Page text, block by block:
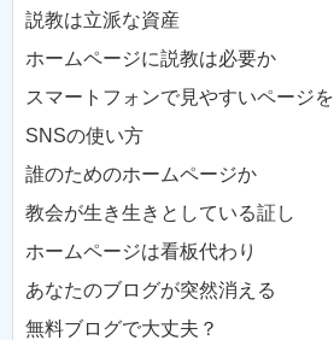
説教は立派な資産
ホームページに説教は必要か
スマートフォンで見やすいページを
SNSの使い方
誰のためのホームページか
教会が生き生きとしている証し
ホームページは看板代わり
あなたのブログが突然消える
無料ブログで大丈夫？